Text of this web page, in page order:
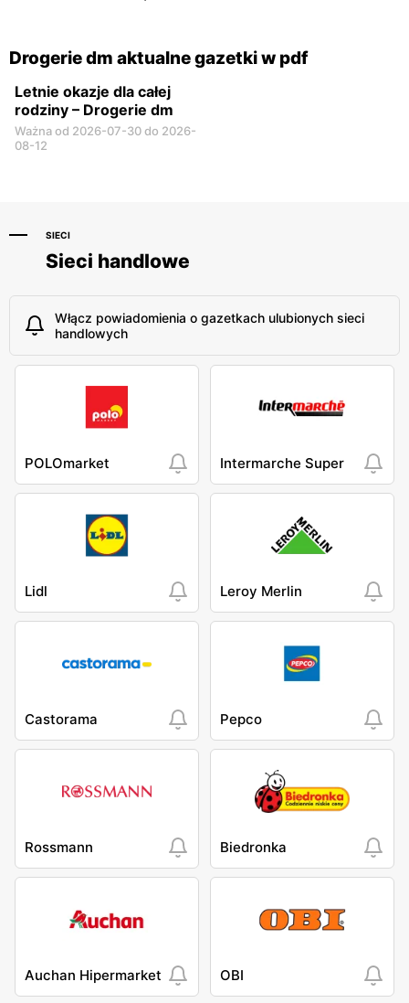
Drogerie dm aktualne gazetki w pdf
Letnie okazje dla całej
rodziny – Drogerie dm
Ważna od 2026-07-30 do 2026-
08-12
SIECI
Sieci handlowe
Włącz powiadomienia o gazetkach ulubionych sieci
handlowych
POLOmarket Intermarche Super
Lidl Leroy Merlin
Castorama Pepco
Rossmann Biedronka
Auchan Hipermarket OBI